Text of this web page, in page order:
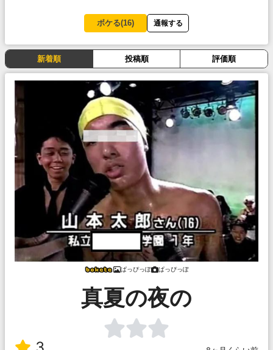
ボケる(16) 通報する
新着順 投稿順 評価順
ぱっぴっぽ ぱっぴっぽ
真夏の夜の